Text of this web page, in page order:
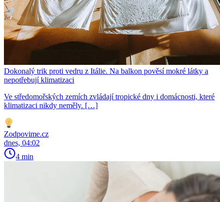
Dokonalý trik proti vedru z Itálie. Na balkon pověsí mokré látky a
nepotřebují klimatizaci
Ve středomořských zemích zvládají tropické dny i domácnosti, které
klimatizaci nikdy neměly. […]
Zodpovime.cz
dnes, 04:02
4 min